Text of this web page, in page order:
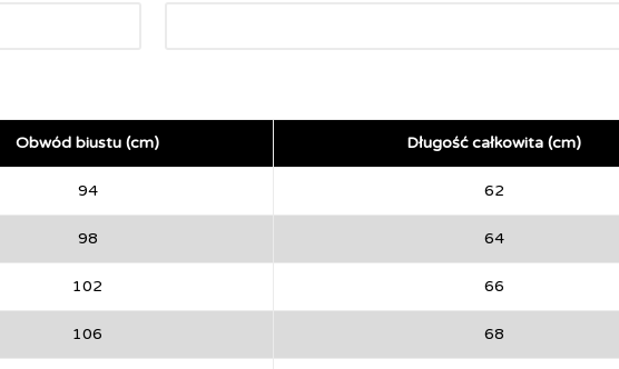
Obwód biustu (cm) Długość całkowita (cm)
94 62
98 64
102 66
106 68